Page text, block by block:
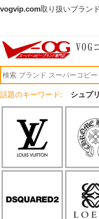
vogvip.com取り扱いブラン
話題のキーワード: シュプ